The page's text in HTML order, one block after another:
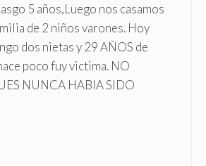
5 años,Luego nos casamos
de 2 niños varones. Hoy
dos nietas y 29 AÑOS de
poco fuy victima. NO
NUNCA HABIA SIDO